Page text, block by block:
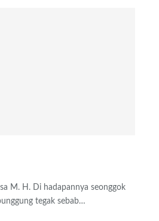
M. H. Di hadapannya seonggok
tegak sebab…